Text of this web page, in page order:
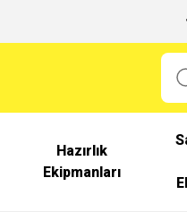
Hazırlık
Ekipmanları